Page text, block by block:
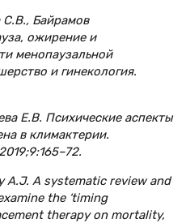
С.В., Байрамов
ожирение и
менопаузальной
и гинекология.
Е.В. Психические аспекты
в климактерии.
A.J. A systematic review and
the ‘timing
therapy on mortality,